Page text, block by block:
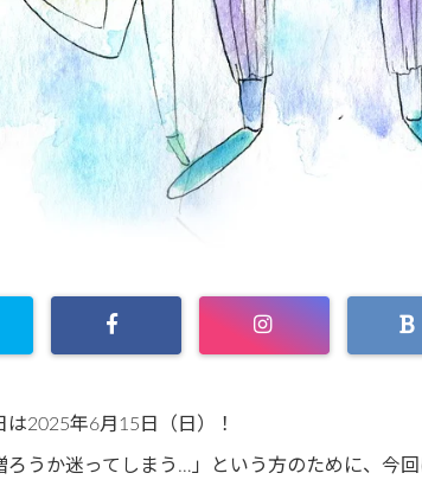
は2025年6月15日（日）！
ろうか迷ってしまう…」という方のために、今